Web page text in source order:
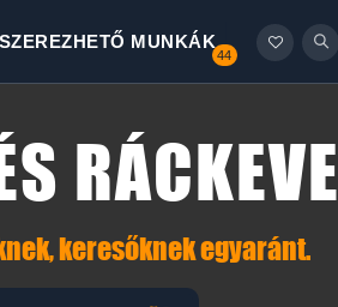
MUNKÁK
44
RÁCKEVE
keresőknek egyaránt.